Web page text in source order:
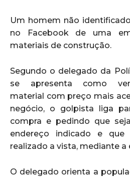
Um homem não
no Facebook de uma
materiais de construção.
Segundo o delegado da
se apresenta como
material com preço mais
negócio, o golpista liga
compra e pedindo que
endereço indicado e que
realizado a vista, mediante
O delegado orienta a